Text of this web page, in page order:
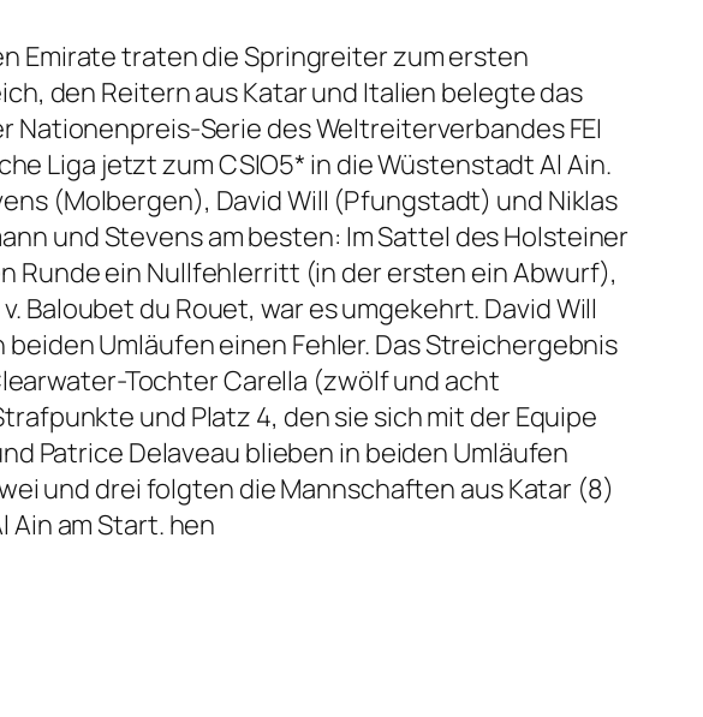
Emirate traten die Springreiter zum ersten
den Reitern aus Katar und Italien belegte das
Serie des Weltreiterverbandes FEI
Liga jetzt zum CSIO5* in die Wüstenstadt Al Ain.
(Molbergen), David Will (Pfungstadt) und Niklas
und Stevens am besten: Im Sattel des Holsteiner
Runde ein Nullfehlerritt (in der ersten ein Abwurf),
Baloubet du Rouet, war es umgekehrt. David Will
Umläufen einen Fehler. Das Streichergebnis
Tochter Carella (zwölf und acht
und Platz 4, den sie sich mit der Equipe
Patrice Delaveau blieben in beiden Umläufen
und drei folgten die Mannschaften aus Katar (8)
Ain am Start. hen